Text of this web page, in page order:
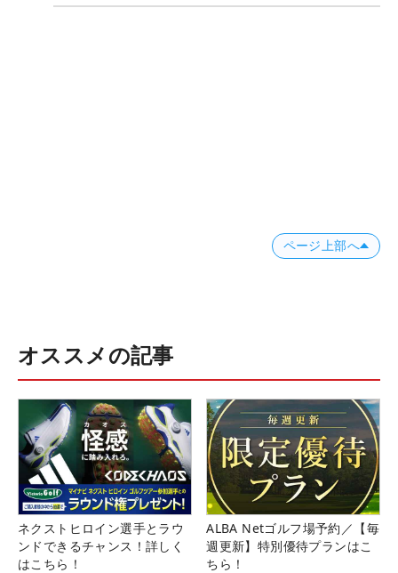
ページ上部へ
オススメの記事
ネクストヒロイン選手とラウ
ンドできるチャンス！詳しく
はこちら！
ALBA Netゴルフ場予約／【毎
週更新】特別優待プランはこ
ちら！